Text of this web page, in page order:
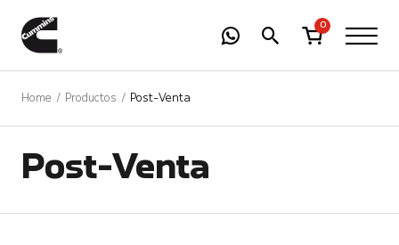
0
Home Productos Post-Venta
Post-Venta